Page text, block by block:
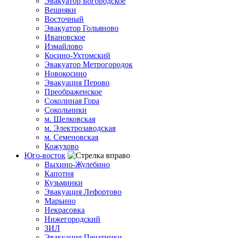
Вешняки
Восточный
Эвакуатор Гольяново
Ивановское
Измайлово
Косино-Ухтомский
Эвакуатор Метрогородок
Новокосино
Эвакуация Перово
Преображенское
Соколиная Гора
Сокольники
м. Щелковская
м. Электрозаводская
м. Семеновская
Кожухово
Юго-восток
Выхино-Жулебино
Капотня
Кузьминки
Эвакуация Лефортово
Марьино
Некрасовка
Нижегородский
ЗИЛ